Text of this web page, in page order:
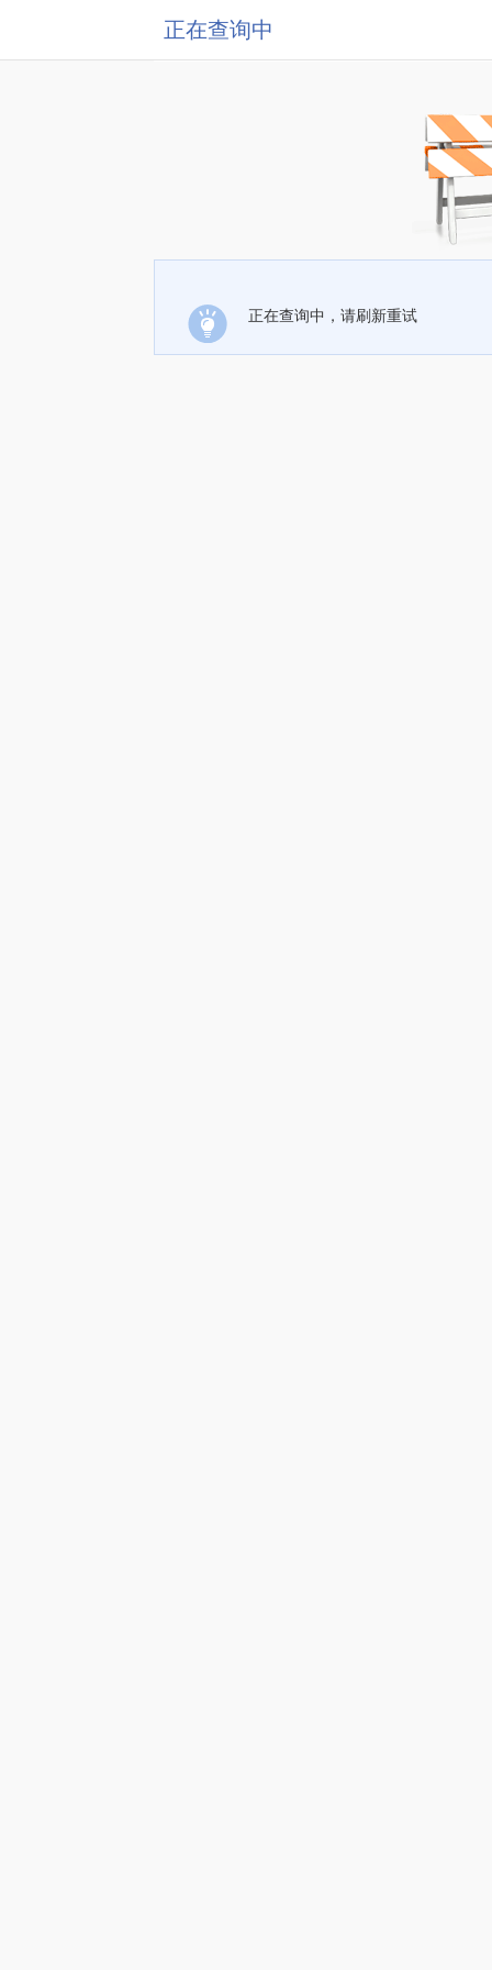
正在查询中
正在查询中，请刷新重试